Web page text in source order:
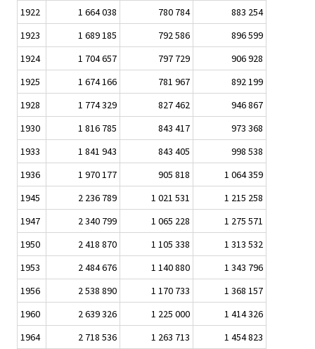
1922
1 664 038 780 784
883 254
1923
1 689 185 792 586
896 599
1924
1 704 657 797 729
906 928
1925
1 674 166 781 967
892 199
1928
1 774 329 827 462
946 867
1930
1 816 785 843 417
973 368
1933
1 841 943 843 405
998 538
1936
1 970 177 905 818
1 064 359
1945
2 236 789 1 021 531
1 215 258
1947
2 340 799 1 065 228
1 275 571
1950
2 418 870 1 105 338
1 313 532
1953
2 484 676 1 140 880
1 343 796
1956
2 538 890 1 170 733
1 368 157
1960
2 639 326 1 225 000
1 414 326
1964
2 718 536 1 263 713 1 454 823